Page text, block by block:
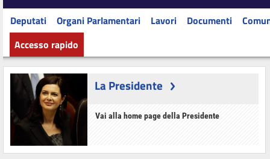
Deputati Organi Parlamentari Lavori Documenti
Accesso rapido
La Presidente
Vai alla home page della Presidente